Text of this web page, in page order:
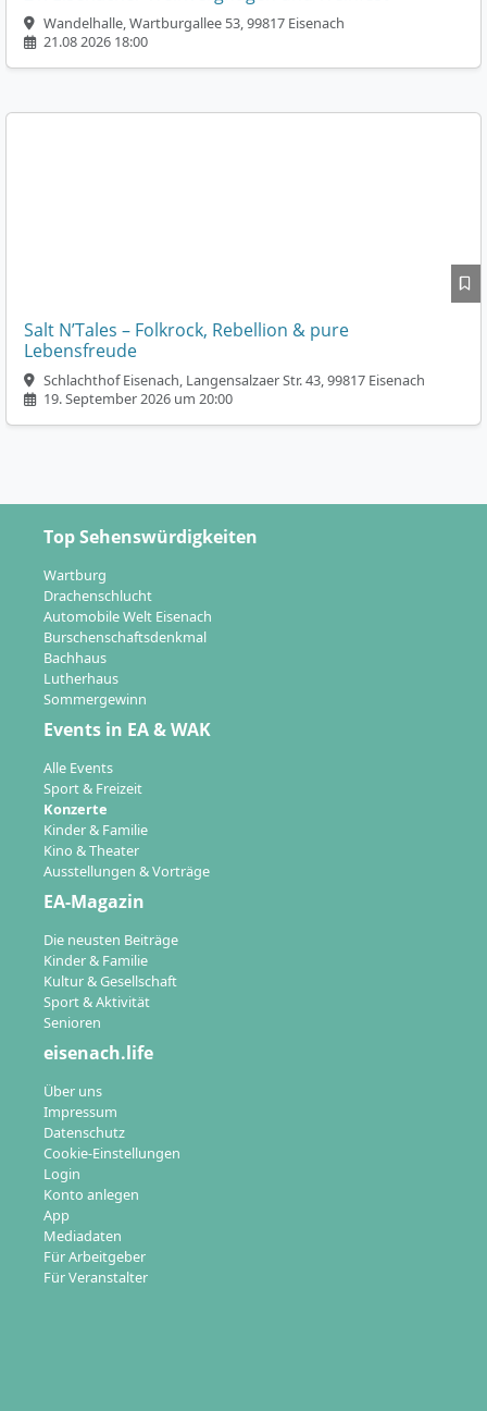
Wandelhalle, Wartburgallee 53, 99817 Eisenach
21.08 2026 18:00
Salt N’Tales – Folkrock, Rebellion & pure
Lebensfreude
Schlachthof Eisenach, Langensalzaer Str. 43, 99817 Eisenach
19. September 2026 um 20:00
Top Sehenswürdigkeiten
Wartburg
Drachenschlucht
Automobile Welt Eisenach
Burschenschaftsdenkmal
Bachhaus
Lutherhaus
Sommergewinn
Events in EA & WAK
Alle Events
Sport & Freizeit
Konzerte
Kinder & Familie
Kino & Theater
Ausstellungen & Vorträge
EA-Magazin
Die neusten Beiträge
Kinder & Familie
Kultur & Gesellschaft
Sport & Aktivität
Senioren
eisenach.life
Über uns
Impressum
Datenschutz
Cookie-Einstellungen
Login
Konto anlegen
App
Mediadaten
Für Arbeitgeber
Für Veranstalter